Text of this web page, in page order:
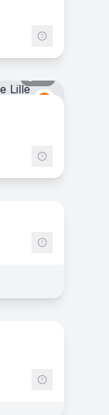
Eductive
16
17panoramas